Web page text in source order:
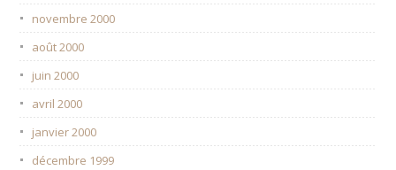
novembre 2000
août 2000
juin 2000
avril 2000
janvier 2000
décembre 1999